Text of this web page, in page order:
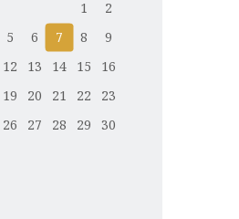
1
2
5 6 7 8
9
12 13 14 15
16
19 20 21 22
23
26 27 28 29
30